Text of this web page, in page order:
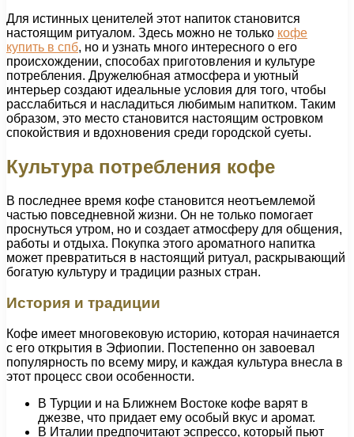
Для истинных ценителей этот напиток становится
настоящим ритуалом. Здесь можно не только кофе
купить в спб, но и узнать много интересного о его
происхождении, способах приготовления и культуре
потребления. Дружелюбная атмосфера и уютный
интерьер создают идеальные условия для того, чтобы
расслабиться и насладиться любимым напитком. Таким
образом, это место становится настоящим островком
спокойствия и вдохновения среди городской суеты.
Культура потребления кофе
В последнее время кофе становится неотъемлемой
частью повседневной жизни. Он не только помогает
проснуться утром, но и создает атмосферу для общения,
работы и отдыха. Покупка этого ароматного напитка
может превратиться в настоящий ритуал, раскрывающий
богатую культуру и традиции разных стран.
История и традиции
Кофе имеет многовековую историю, которая начинается
с его открытия в Эфиопии. Постепенно он завоевал
популярность по всему миру, и каждая культура внесла в
этот процесс свои особенности.
В Турции и на Ближнем Востоке кофе варят в
джезве, что придает ему особый вкус и аромат.
В Италии предпочитают эспрессо, который пьют